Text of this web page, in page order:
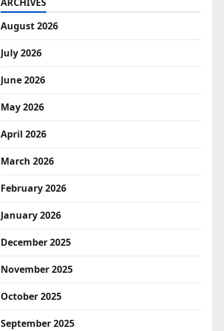
August 2026
July 2026
June 2026
May 2026
April 2026
March 2026
February 2026
January 2026
December 2025
November 2025
October 2025
September 2025